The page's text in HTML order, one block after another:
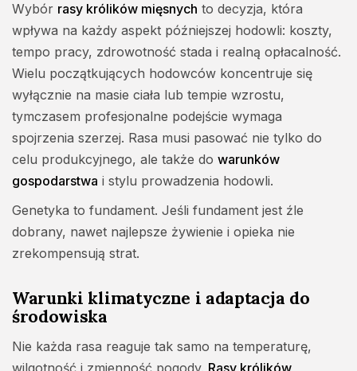
Wybór rasy królików mięsnych to decyzja, która
wpływa na każdy aspekt późniejszej hodowli: koszty,
tempo pracy, zdrowotność stada i realną opłacalność.
Wielu początkujących hodowców koncentruje się
wyłącznie na masie ciała lub tempie wzrostu,
tymczasem profesjonalne podejście wymaga
spojrzenia szerzej. Rasa musi pasować nie tylko do
celu produkcyjnego, ale także do warunków
gospodarstwa i stylu prowadzenia hodowli.
Genetyka to fundament. Jeśli fundament jest źle
dobrany, nawet najlepsze żywienie i opieka nie
zrekompensują strat.
Warunki klimatyczne i adaptacja do
środowiska
Nie każda rasa reaguje tak samo na temperaturę,